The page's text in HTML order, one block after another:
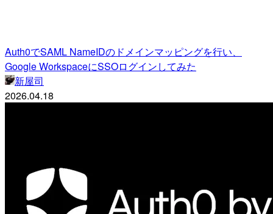
Auth0でSAML NameIDのドメインマッピングを行い、
Google WorkspaceにSSOログインしてみた
新屋司
2026.04.18